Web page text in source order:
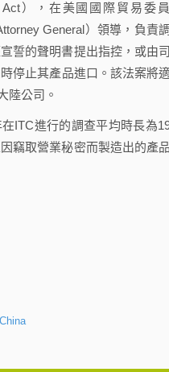
），在美國國際貿易委
General）領導，負責
誓的聲明書提出指控，或由
停止其產品進口。該法案將
陸公司。
ITC進行的調查平均時長為
竊取營業秘密而製造出的產